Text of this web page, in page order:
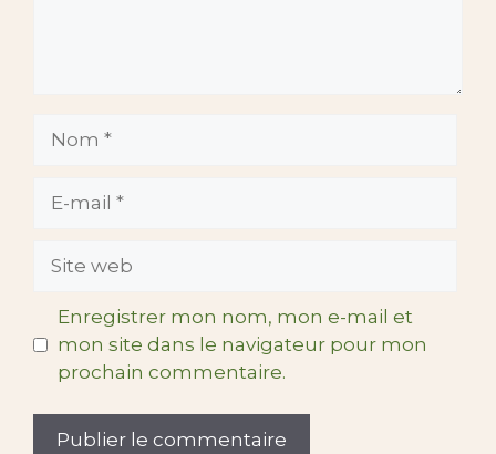
mail
web
Enregistrer mon nom, mon e-mail et
mon site dans le navigateur pour mon
prochain commentaire.